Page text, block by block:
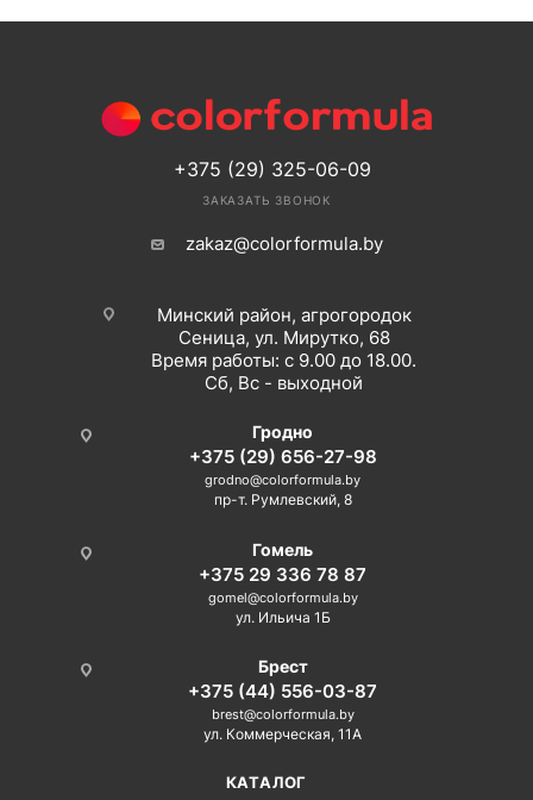
+375 (29) 325-06-09
ЗАКАЗАТЬ ЗВОНОК
zakaz@colorformula.by
Минский район, агрогородок
Сеница, ул. Мирутко, 68
Время работы: с 9.00 до 18.00.
Сб, Вс - выходной
Гродно
+375 (29) 656-27-98
grodno@colorformula.by
пр-т. Румлевский, 8
Гомель
+375 29 336 78 87
gomel@colorformula.by
ул. Ильича 1Б
Брест
+375 (44) 556-03-87
brest@colorformula.by
ул. Коммерческая, 11А
КАТАЛОГ